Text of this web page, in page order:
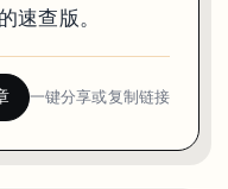
速查版。
一键分享或复制链接